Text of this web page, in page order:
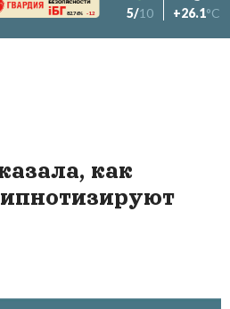
82.76% -1.2 5/10 +26.1°C
как